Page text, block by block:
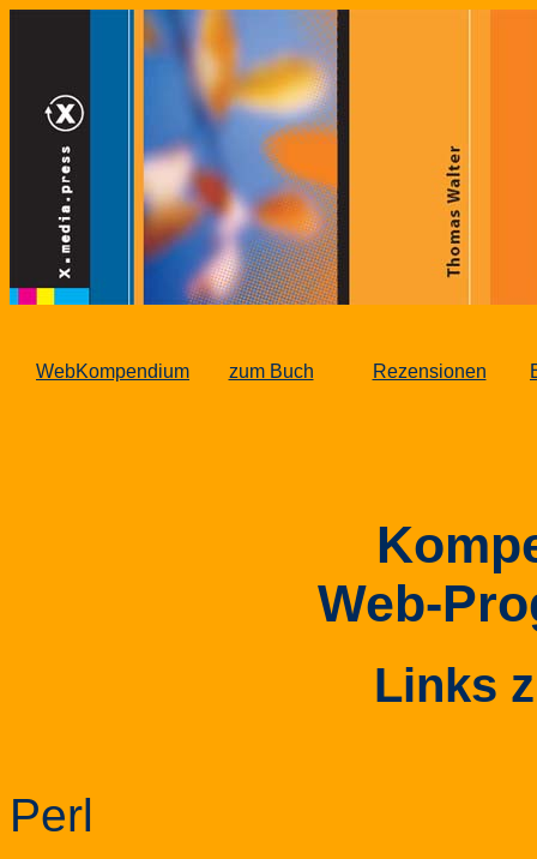
WebKompendium zum Buch Rezensionen
Web-
Links
Perl